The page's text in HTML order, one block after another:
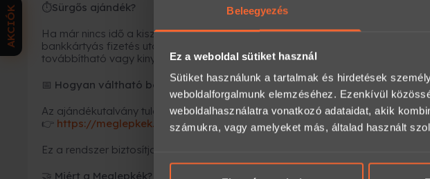
Beleegyezés
Ez a weboldal sütiket használ
Sütiket használunk a tartalmak és hirdetések
weboldalforgalmunk elemzéséhez. Ezenkívül
weboldalhasználatra vonatkozó adataidat, akik
számukra, vagy amelyeket más, általad használt
⏱Sürgős ajándék?
Ha már nincs idő a kiszállításra, aze-utalvány a leggyorsabb megoldás
bankkártyás fizetés után
továbbítható vagy kinyomtatható.
📅 Hogyan váltható be az élmény?
Az ajándékutalvány tulajdonosa azonnal időpontot foglalhat itt:
👉 https://meglepkek.hu/utalvany/bevaltas
Ez a rendszer biztosítja, hogy minden élmény rugalmasan, előre egyeztetve
🤝 Miért a Meglepkék?
AKCIÓK